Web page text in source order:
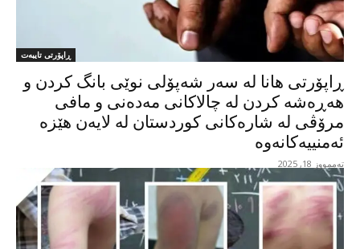
ڕاپۆرتی تایبەت
ڕاپۆرتی هانا لە سەر شەپۆلی نوێی بانگ کردن و
هەڕەشە کردن لە چالاکانی مەدەنی و مافی
مرۆڤی لە شارەکانی کوردستان لە لایەن هێزە
ئەمنییەکانەوە
تەممووز 18, 2025